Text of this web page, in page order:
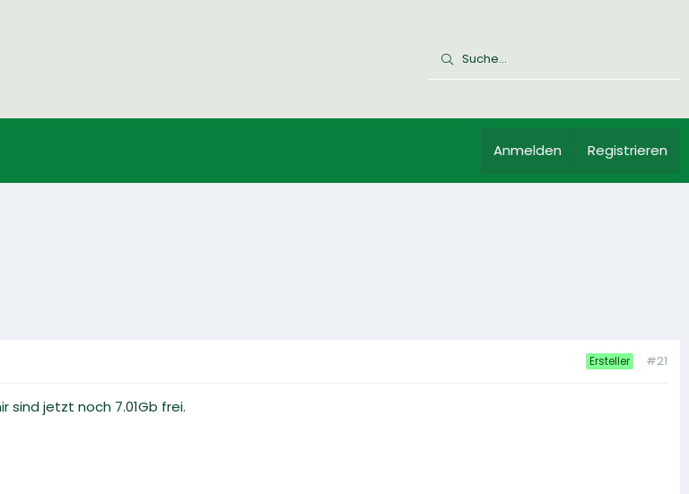
Anmelden Registrieren
Ersteller #21
sind jetzt noch 7.01Gb frei.